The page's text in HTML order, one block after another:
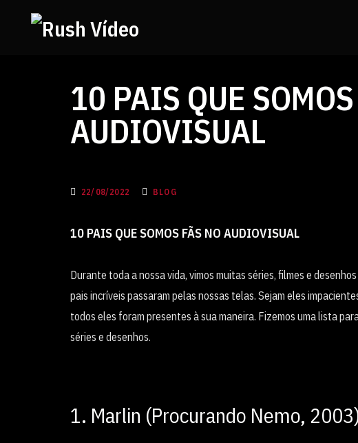
10 PAIS QUE
AUDIOVISUAL
22/08/2022 BLOG
10 PAIS QUE SOMOS FÃS NO AUDIOVISUAL
Durante toda anossa vida, vimos muitas séries, filmes e
pais incríveis passaram pelas nossas telas. Sejam eles
todos eles foram presentes à sua maneira. Fizemos uma lista
séries e desenhos.
1. Marlin (Procurando Nemo,